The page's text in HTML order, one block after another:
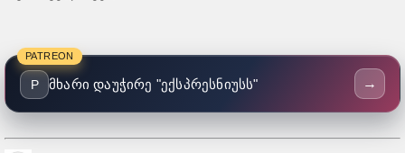
PATREON
P მხარი დაუჭირე "ექსპრესნიუსს" →